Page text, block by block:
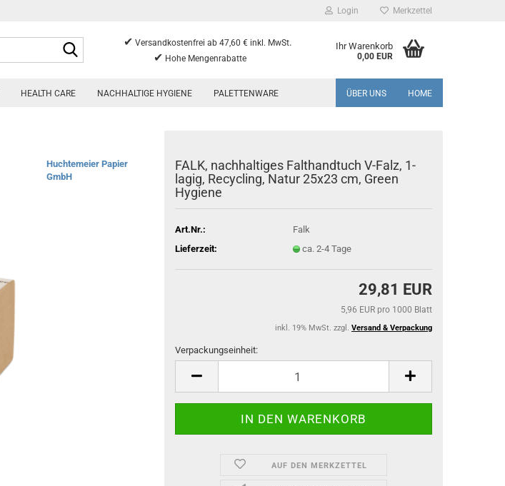
Login Merkzettel
✔ Versandkostenfrei ab 47,60 € inkl. MwSt.
✔ Hohe Mengenrabatte
Ihr Warenkorb
0,00 EUR
HEALTH CARE NACHHALTIGE HYGIENE PALETTENWARE ÜBER UNS HOME
Huchtemeier Papier
GmbH
FALK, nachhaltiges Falthandtuch V-Falz, 1-
lagig, Recycling, Natur 25x23 cm, Green
Hygiene
Art.Nr.:
Falk
Lieferzeit:
ca. 2-4 Tage
29,81 EUR
5,96 EUR pro 1000 Blatt
inkl. 19% MwSt. zzgl. Versand & Verpackung
Verpackungseinheit:
Verpackungseinheit
AUF DEN MERKZETTEL